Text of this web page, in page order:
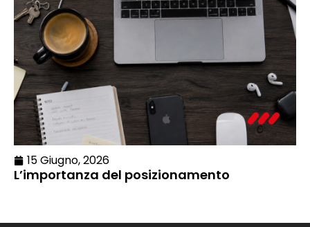
15 Giugno, 2026
L’importanza del posizionamento